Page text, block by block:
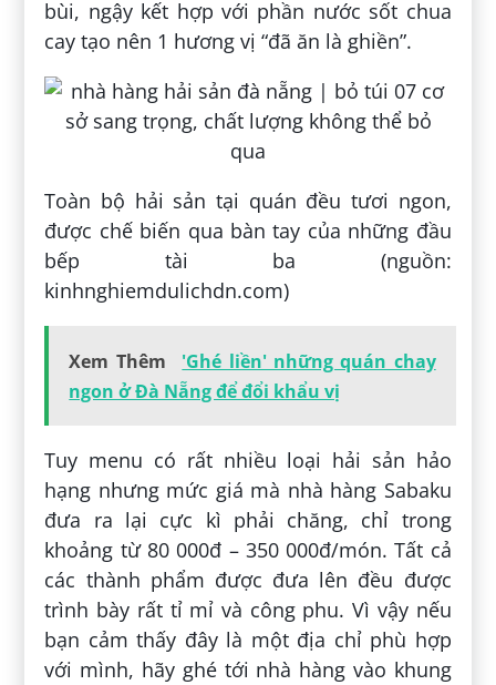
bùi, ngậy kết hợp với phần nước sốt chua
cay tạo nên 1 hương vị “đã ăn là ghiền”.
Toàn bộ hải sản tại quán đều tươi ngon,
được chế biến qua bàn tay của những đầu
bếp tài ba (nguồn:
kinhnghiemdulichdn.com)
Xem Thêm
'Ghé liền' những quán chay
ngon ở Đà Nẵng để đổi khẩu vị
Tuy menu có rất nhiều loại hải sản hảo
hạng nhưng mức giá mà nhà hàng Sabaku
đưa ra lại cực kì phải chăng, chỉ trong
khoảng từ 80 000đ – 350 000đ/món. Tất cả
các thành phẩm được đưa lên đều được
trình bày rất tỉ mỉ và công phu. Vì vậy nếu
bạn cảm thấy đây là một địa chỉ phù hợp
với mình, hãy ghé tới nhà hàng vào khung